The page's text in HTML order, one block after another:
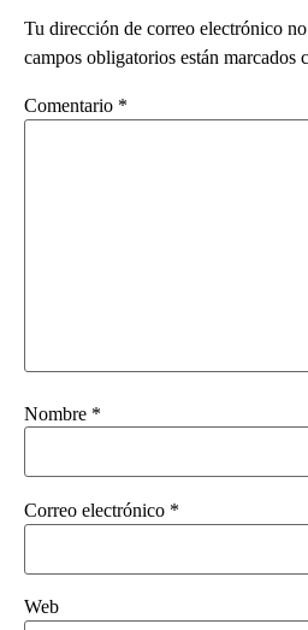
Tu dirección de correo electrónico
campos obligatorios están marcados
Comentario *
Nombre *
Correo electrónico *
Web